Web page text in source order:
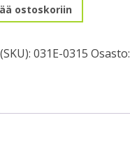
ostoskoriin
031E-0315 Osasto: